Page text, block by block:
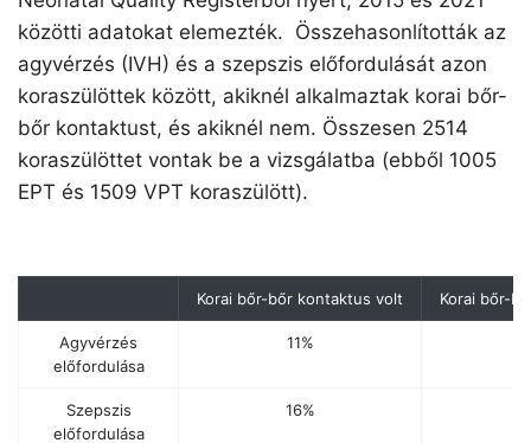
közötti adatokat elemezték. Összehasonlították az
agyvérzés (IVH) és a szepszis előfordulását azon
koraszülöttek között, akiknél alkalmaztak korai bőr-
bőr kontaktust, és akiknél nem. Összesen 2514
koraszülöttet vontak be a vizsgálatba (ebből 1005
EPT és 1509 VPT koraszülött).
Korai bőr-bőr kontaktus volt Korai bőr-
Agyvérzés
előfordulása
11%
Szepszis
előfordulása
16%